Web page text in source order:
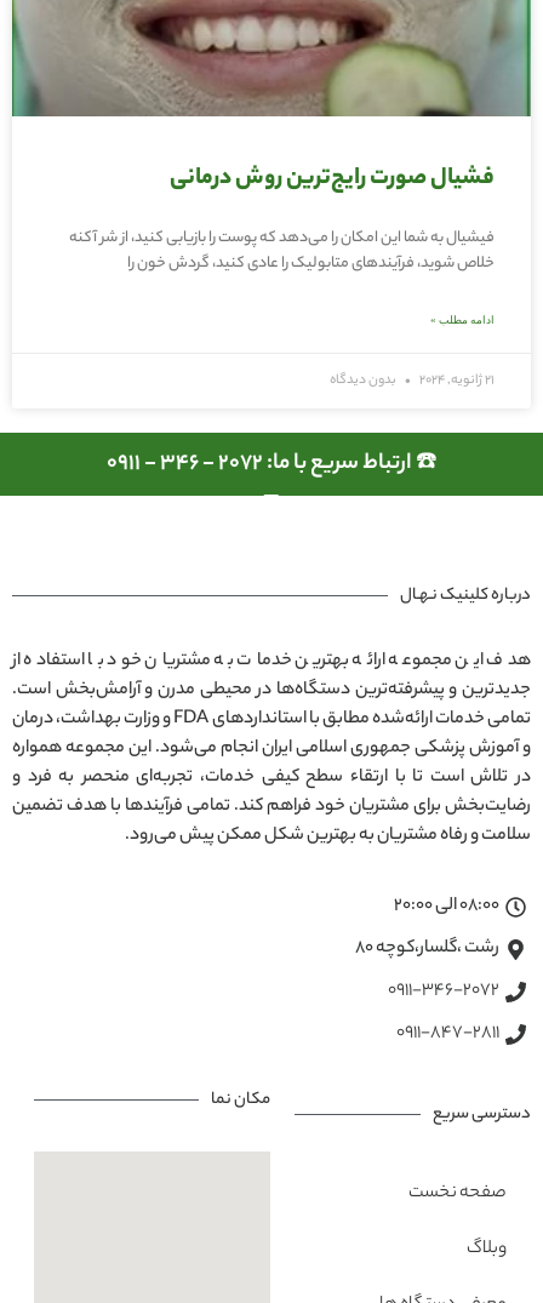
فشیال صورت رایج‌ترین روش درمانی
فیشیال به شما این امکان را می‌دهد که پوست را بازیابی کنید، از شر آکنه
خلاص شوید، فرآیندهای متابولیک را عادی کنید، گردش خون را
ادامه مطلب »
21 ژانویه, 2024 بدون دیدگاه
☎️ ارتباط سریع با ما: 2072 - 346 - 0911
درباره کلینیک نـهـال
هدف این مجموعه ارائه بهترین خدمات به مشتریان خود با استفاده از
جدیدترین و پیشرفته‌ترین دستگاه‌ها در محیطی مدرن و آرامش‌بخش است.
تمامی خدمات ارائه‌شده مطابق با استانداردهای FDA و وزارت بهداشت، درمان
و آموزش پزشکی جمهوری اسلامی ایران انجام می‌شود. این مجموعه همواره
در تلاش است تا با ارتقاء سطح کیفی خدمات، تجربه‌ای منحصر به فرد و
رضایت‌بخش برای مشتریان خود فراهم کند. تمامی فرآیندها با هدف تضمین
سلامت و رفاه مشتریان به بهترین شکل ممکن پیش می‌رود.
08:00 الی 20:00
رشت ،گلسار،کوچه ۸۰
0911-346-2072
0911-847-2811
دسترسی سریع
صفحه نخست
وبلاگ
مکان نما